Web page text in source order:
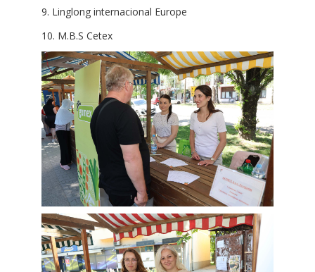
9. Linglong internacional Europe
10. M.B.S Cetex